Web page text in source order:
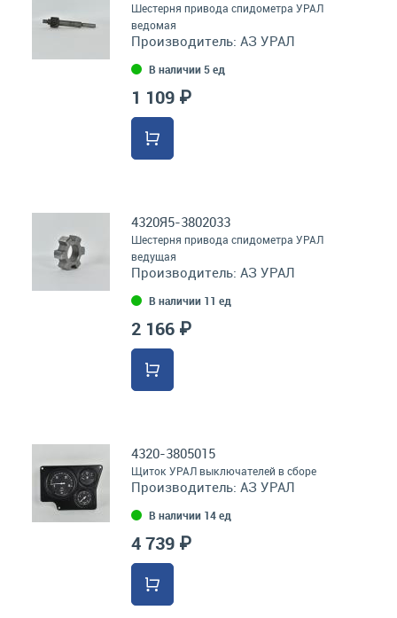
Шестерня привода спидометра УРАЛ
ведомая
Производитель: АЗ УРАЛ
В наличии 5 ед
1 109 ₽
4320Я5-3802033
Шестерня привода спидометра УРАЛ
ведущая
Производитель: АЗ УРАЛ
В наличии 11 ед
2 166 ₽
4320-3805015
Щиток УРАЛ выключателей в сборе
Производитель: АЗ УРАЛ
В наличии 14 ед
4 739 ₽